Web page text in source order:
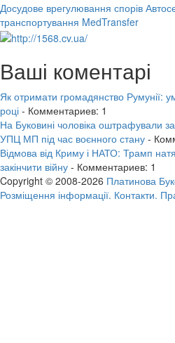
Досудове врегулювання спорів
транспортування MedTransfer
Ваші коментарі
Як отримати громадянство
році - Комментариев: 1
На Буковині чоловіка оштрафували
УПЦ МП під час воєнного стану -
Відмова від Криму і НАТО: Трамп
закінчити війну - Комментариев: 1
Copyright © 2008-2026 Платинова
Розміщення інформації. Контакти.